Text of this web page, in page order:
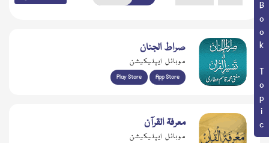
Book Topic صراط الجنان
موبائل ایپلیکیشن
Play Store App Store
معرفۃ القرآن
موبائل ایپلیکیشن